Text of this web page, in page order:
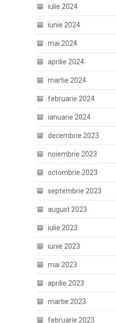
iulie 2024
iunie 2024
mai 2024
aprilie 2024
martie 2024
februarie 2024
ianuarie 2024
decembrie 2023
noiembrie 2023
octombrie 2023
septembrie 2023
august 2023
iulie 2023
iunie 2023
mai 2023
aprilie 2023
martie 2023
februarie 2023